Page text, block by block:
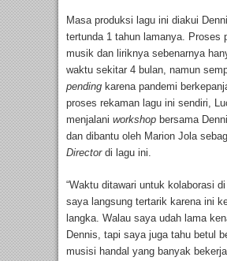
Masa produksi lagu ini diakui
tertunda 1 tahun lamanya. Proses
musik dan liriknya sebenarnya
waktu sekitar 4 bulan, namun
pending karena pandemi
proses rekaman lagu ini sendiri,
menjalani workshop bersama
dan dibantu oleh Marion Jola
Directordi lagu ini.
“Waktu ditawari untuk kolaborasi
saya langsung tertarik karena ini
langka. Walau saya udah lama
Dennis, tapi saya juga tahu betul
musisi handal yang banyak